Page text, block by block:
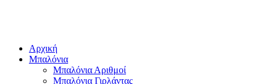
Αρχική
Μπαλόνια
Μπαλόνια Αριθμοί
Μπαλόνια Γιρλάντας